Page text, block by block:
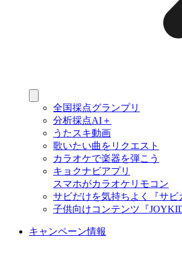
全国採点グランプリ
分析採点AI＋
うたスキ動画
歌いたい曲をリクエスト
カラオケで楽器を弾こう
キョクナビアプリ
スマホがカラオケリモコン
サビだけを気持ちよく『サビ
子供向けコンテンツ『
キャンペーン情報